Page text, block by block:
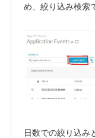
め、絞り込み検索
日数での絞り込み